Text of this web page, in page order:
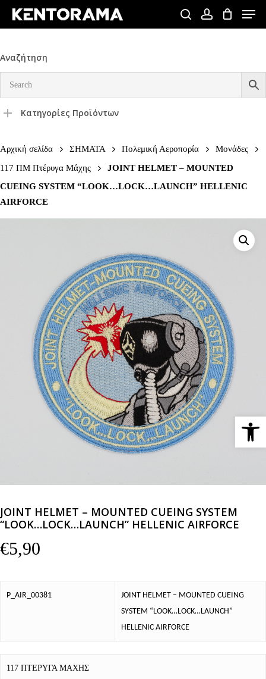
Skip
content
searchaccount
Menu
Αναζήτηση
Κατηγορίες Προϊόντων
Αρχική σελίδα ΣΗΜΑΤΑ Πολεμική Αεροπορία
Μονάδες
117 ΠΜ Πτέρυγα Μάχης
JOINT HELMET – MOUNTED
CUEING SYSTEM “LOOK…LOCK…LAUNCH” HELLENIC
AIRFORCE
JOINT HELMET – MOUNTED CUEING SYSTEM
“LOOK…LOCK…LAUNCH” HELLENIC AIRFORCE
€5,90
P_AIR_00381
JOINT HELMET – MOUNTED CUEING
SYSTEM “LOOK…LOCK…LAUNCH”
HELLENIC AIRFORCE
117 ΠΤΕΡΥΓΑ ΜΑΧΗΣ